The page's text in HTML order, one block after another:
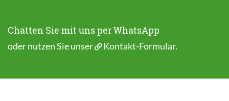
Chatten Sie mit uns per WhatsApp
oder nutzen Sie unser Kontakt-Formular.